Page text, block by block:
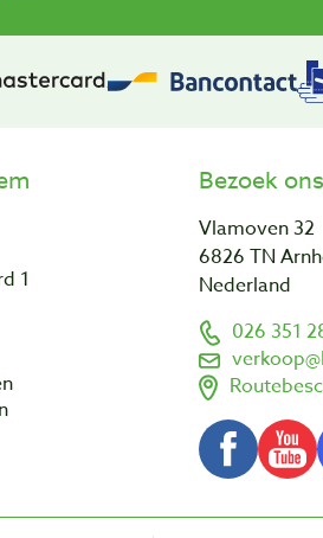
1
Bezoek ons
Vlamoven 32
6826 TN
Nederland
026 351